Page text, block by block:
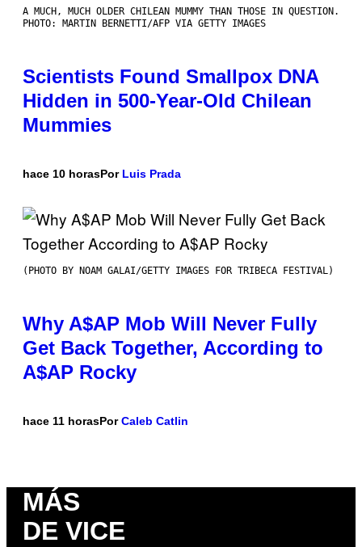
A MUCH, MUCH OLDER CHILEAN MUMMY THAN THOSE IN QUESTION.
PHOTO: MARTIN BERNETTI/AFP VIA GETTY IMAGES
Scientists Found Smallpox DNA
Hidden in 500-Year-Old Chilean
Mummies
hace 10 horasPor Luis Prada
(PHOTO BY NOAM GALAI/GETTY IMAGES FOR TRIBECA FESTIVAL)
Why A$AP Mob Will Never Fully
Get Back Together, According to
A$AP Rocky
hace 11 horasPorCaleb Catlin
MÁS
DE VICE